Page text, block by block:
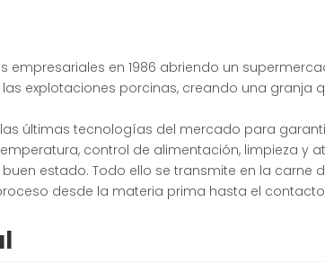
empresariales en 1986 abriendo un
explotaciones porcinas, creando una granja
últimas tecnologías del mercado para
control de alimentación, limpieza y
estado. Todo ello se transmite en la carne
desde la materia prima hasta el contacto